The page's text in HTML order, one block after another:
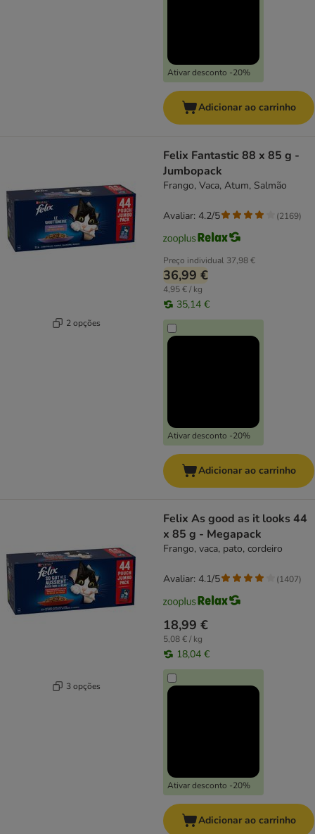
Ativar desconto -20%
Adicionar ao carrinho
2 opções
Felix Fantastic 88 x 85 g -
Jumbopack
Frango, Vaca, Atum, Salmão
Preço individual 37,98 €
36,99 €
4,95 € / kg
35,14 €
Ativar desconto -20%
Avaliar: 4.2/5 (2169)
Adicionar ao carrinho
3 opções
Felix As good as it looks 44
x 85 g - Megapack
Frango, vaca, pato, cordeiro
18,99 €
5,08 € / kg
18,04 €
Ativar desconto -20%
Avaliar: 4.1/5 (1407)
Adicionar ao carrinho